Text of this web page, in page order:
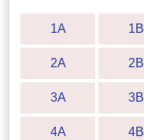
1A 1B
2A 2B
3A 3B
4A 4B